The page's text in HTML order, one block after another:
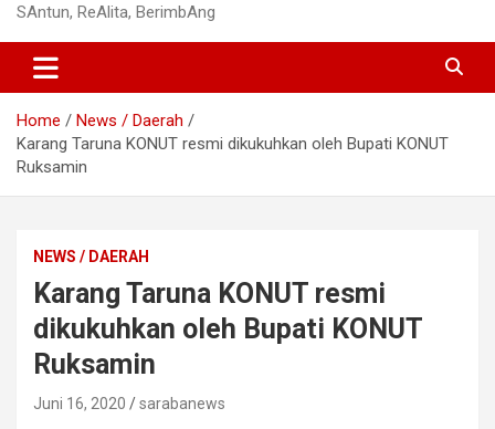
SAntun, ReAlita, BerimbAng
Home
News / Daerah
Karang Taruna KONUT resmi dikukuhkan oleh Bupati KONUT
Ruksamin
NEWS / DAERAH
Karang Taruna KONUT resmi
dikukuhkan oleh Bupati KONUT
Ruksamin
Juni 16, 2020 sarabanews